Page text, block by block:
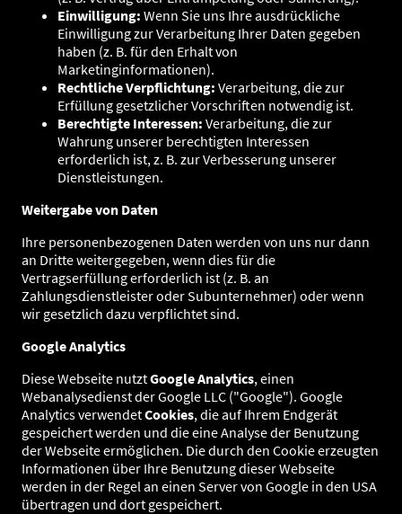
Einwilligung: Wenn Sie uns Ihre ausdrückliche
Einwilligung zur Verarbeitung Ihrer Daten gegeben
haben (z. B. für den Erhalt von
Marketinginformationen).
Rechtliche Verpflichtung: Verarbeitung, die zur
Erfüllung gesetzlicher Vorschriften notwendig ist.
Berechtigte Interessen: Verarbeitung, die zur
Wahrung unserer berechtigten Interessen
erforderlich ist, z. B. zur Verbesserung unserer
Dienstleistungen.
Weitergabe von Daten
Ihre personenbezogenen Daten werden von uns nur dann
an Dritte weitergegeben, wenn dies für die
Vertragserfüllung erforderlich ist (z. B. an
Zahlungsdienstleister oder Subunternehmer) oder wenn
wir gesetzlich dazu verpflichtet sind.
Google Analytics
Diese Webseite nutztGoogle Analytics, einen
Webanalysedienst der Google LLC ("Google"). Google
Analytics verwendetCookies, die auf Ihrem Endgerät
gespeichert werden und die eine Analyse der Benutzung
der Webseite ermöglichen. Die durch den Cookie erzeugten
Informationen über Ihre Benutzung dieser Webseite
werden in der Regel an einen Server von Google in den USA
übertragen und dort gespeichert.